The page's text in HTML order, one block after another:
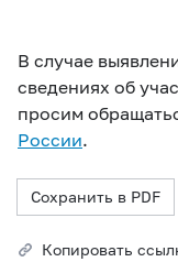
В случае
сведениях об
просим
России.
Сохранить в PDF
Копировать